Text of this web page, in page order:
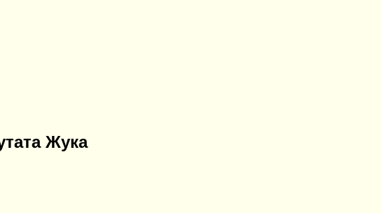
Жука